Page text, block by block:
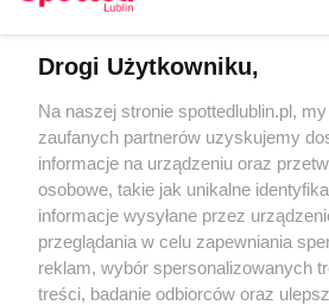
KATEGORIE
OGŁOSZENIA
Regulamin
Polityka prywatności
RODO
Warunki korzystania z treści
Drogi Użytkowniku,
Na naszej stronie spottedlublin.pl,
zaufanych partnerów uzyskujemy
informacje na urządzeniu oraz
osobowe, takie jak unikalne
informacje wysyłane przez
przeglądania w celu zapewniania
reklam, wybór spersonalizowanych
treści, badanie odbiorców oraz